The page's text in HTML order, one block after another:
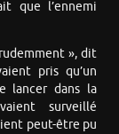
que l’ennemi
», dit
pris qu’un
lancer dans la
surveillé
peut-être pu